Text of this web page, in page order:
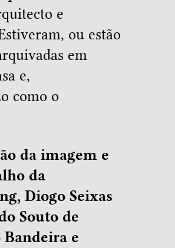
e
ou estão
em
e,
como o
da imagem e
da
Diogo Seixas
Souto de
e